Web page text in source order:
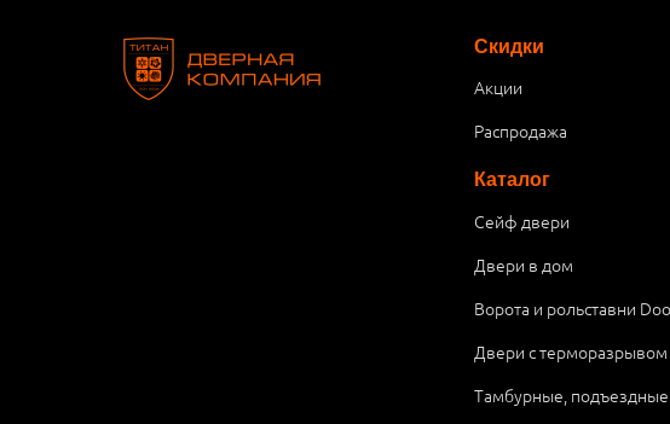
Скидки
Акции
Распродажа
Каталог
Сейф двери
Двери в дом
Ворота и рольставни
Двери с терморазрывом
Тамбурные, подъездные